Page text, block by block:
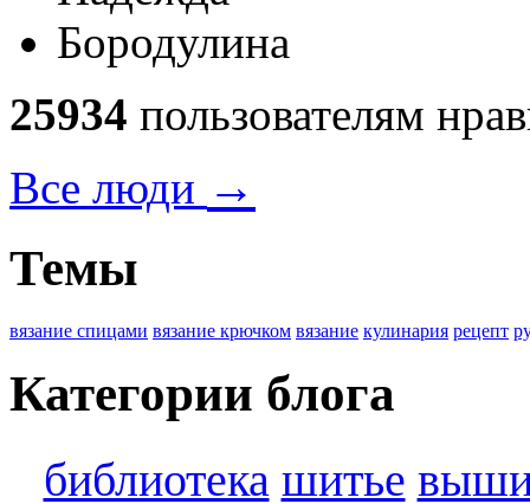
25934 пользователям
Все люди →
Темы
вязание спицами вязание крючком вязание кулинария рецепт
Категории блога
библиотека шитье